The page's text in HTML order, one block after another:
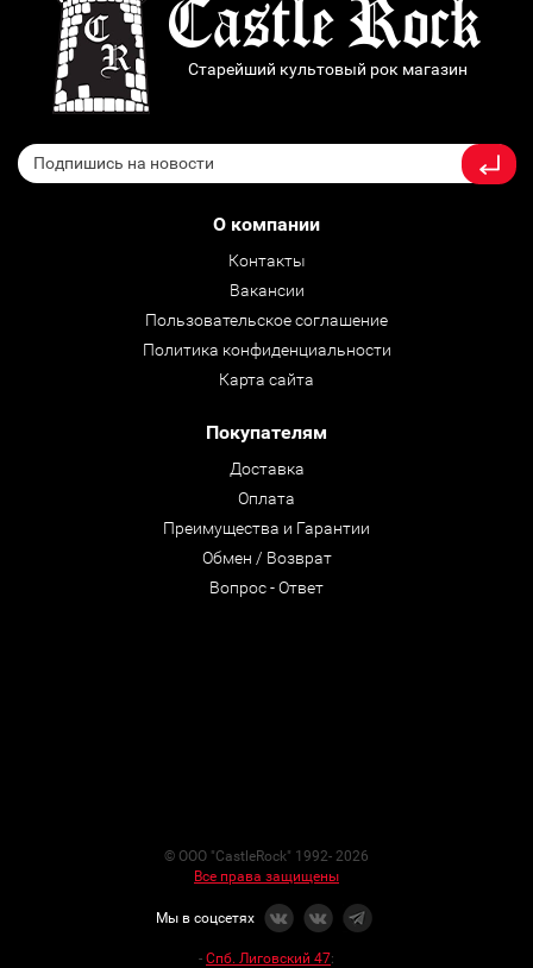
Старейший культовый рок магазин
О компании
Контакты
Вакансии
Пользовательское соглашение
Политика конфиденциальности
Карта сайта
Покупателям
Доставка
Оплата
Преимущества и Гарантии
Обмен / Возврат
Вопрос - Ответ
© ООО "CastleRock" 1992- 2026
Все права защищены
Мы в соцсетях
- Спб. Лиговский 47: